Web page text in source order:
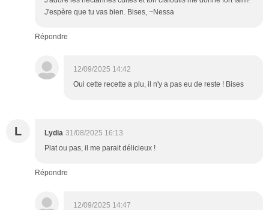
J'espère que tu vas bien. Bises, ~Nessa
Répondre
12/09/2025 14:42
Oui cette recette a plu, il n'y a pas eu de reste ! Bises
L Lydia 31/08/2025 16:13
Plat ou pas, il me parait délicieux !
Répondre
12/09/2025 14:47